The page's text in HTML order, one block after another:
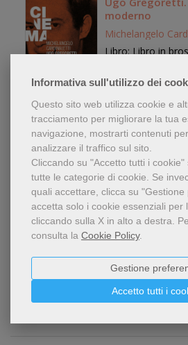
Informativa sull'utilizzo dei
Questo sito web utilizza cookie e
tracciamento per migliorare la tua
navigazione, mostrarti contenuti
analizzare il traffico sul sito.
Cliccando su "Accetto tutti i
tutte le categorie di cookie. Se
quali accettare, clicca su
accetta solo i cookie essenziali per
cliccando sulla X in alto a destra.
consulta la Cookie Policy.
Accetto tutti i
Gestione
moderno
Michelangelo
Libro: Libro in
anno edizione:
28,00 €
Cinecritica.
nazionale critici
italiani. Volume
Libro: Libro in
anno edizione:
18,00 €